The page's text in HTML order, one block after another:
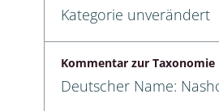
Kategorie unverändert
Kommentar zur Taxonomie
Deutscher Name: